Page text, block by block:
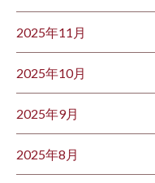
2025年11月
2025年10月
2025年9月
2025年8月